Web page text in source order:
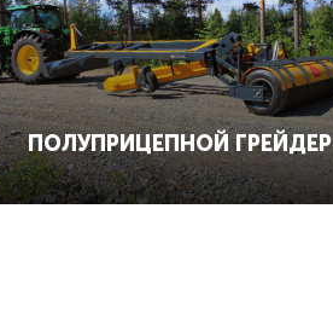
ПОЛУПРИЦЕПНОЙ ГРЕЙДЕР